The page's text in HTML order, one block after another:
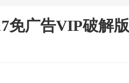
免广告VIP破解版